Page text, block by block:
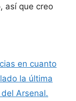
así que creo
en cuanto
la última
Arsenal.